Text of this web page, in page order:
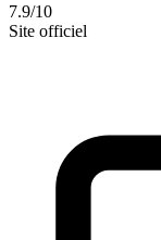
7.9/10
Site officiel